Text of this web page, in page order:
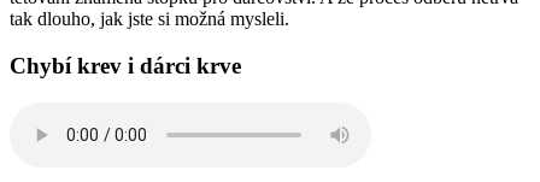
tak dlouho, jak jste si možná mysleli.
Chybí krev i dárci krve